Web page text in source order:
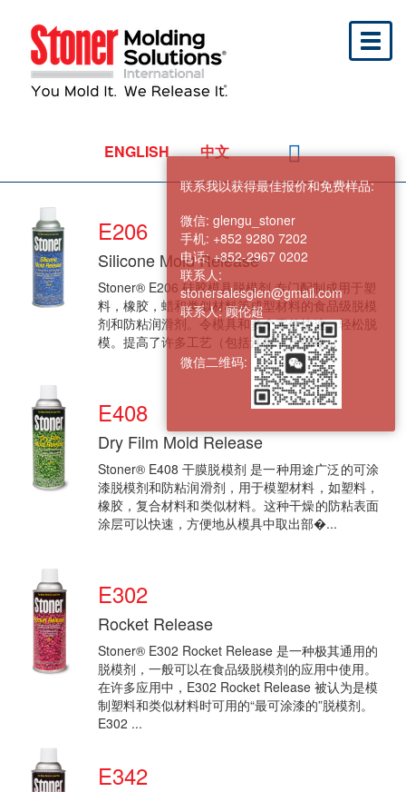
ENGLISH 中文
E206
Silicone Mold Release
Stoner® E206 硅胶模具脱模剂 专门配制成用于塑
料，橡胶，蜡和类似材料等成型材料的食品级脱模
剂和防粘润滑剂。令模具和多个零件快速，轻松脱
模。提高了许多工艺（包括注射，压缩�...
E408
Dry Film Mold Release
Stoner® E408 干膜脱模剂 是一种用途广泛的可涂
漆脱模剂和防粘润滑剂，用于模塑材料，如塑料，
橡胶，复合材料和类似材料。这种干燥的防粘表面
涂层可以快速，方便地从模具中取出部�...
E302
Rocket Release
Stoner® E302 Rocket Release 是一种极其通用的
脱模剂，一般可以在食品级脱模剂的应用中使用。
在许多应用中，E302 Rocket Release 被认为是模
制塑料和类似材料时可用的“最可涂漆的”脱模剂。
E302 ...
E342
联系我以获得最佳报价和免费样品:
微信: glengu_stoner
手机: +852 9280 7202
电话:+852-2967 0202
联系人:
stonersalesglen@gmail.com
联系人:顾伦超
微信二维码: